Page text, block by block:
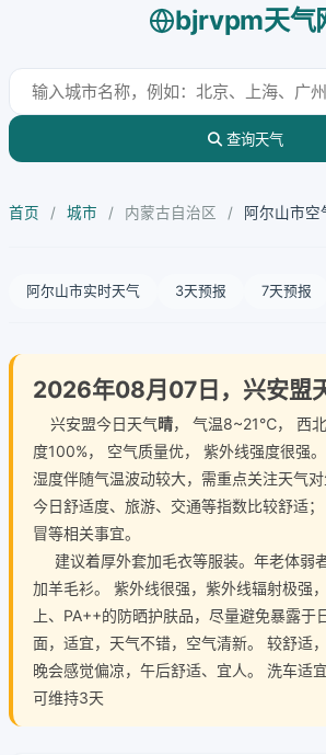
bjrvpm天气
查询天气
首页 / 城市 / 内蒙古自治区 / 阿尔山市空
阿尔山市实时天气 3天预报 7天预报
2026年08月07日，兴安盟
兴安盟今日天气晴， 气温8~21℃， 西
度100%， 空气质量优， 紫外线强度很强
湿度伴随气温波动较大，需重点关注天气对
今日舒适度、旅游、交通等指数比较舒适
冒等相关事宜。
建议着厚外套加毛衣等服装。年老体弱
加羊毛衫。 紫外线很强，紫外线辐射极强
上、PA++的防晒护肤品，尽量避免暴露于
面，适宜，天气不错，空气清新。 较舒适
晚会感觉偏凉，午后舒适、宜人。 洗车适
可维持3天